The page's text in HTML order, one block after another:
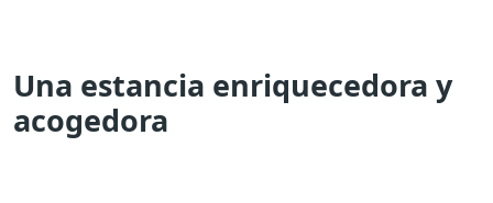
Una estancia enriquecedora y
acogedora